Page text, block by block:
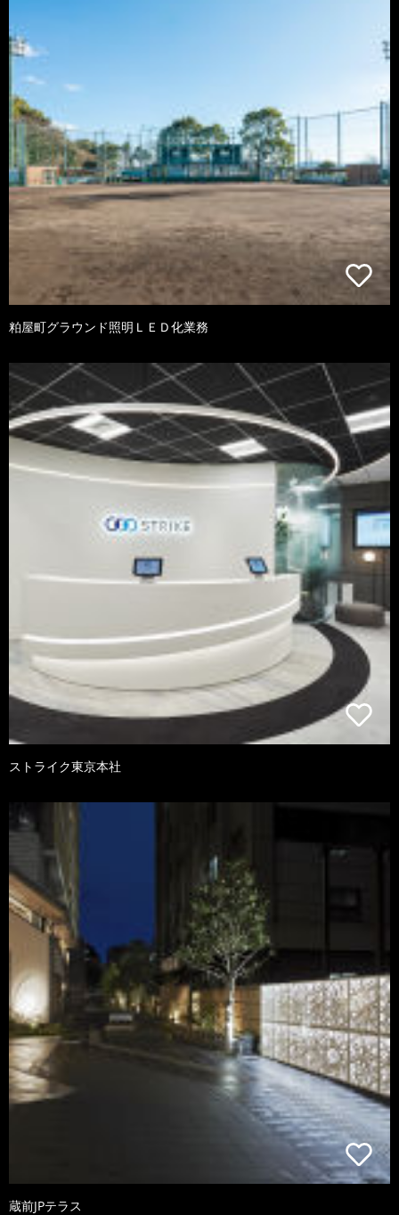
粕屋町グラウンド照明ＬＥＤ化業務
ストライク東京本社
蔵前JPテラス